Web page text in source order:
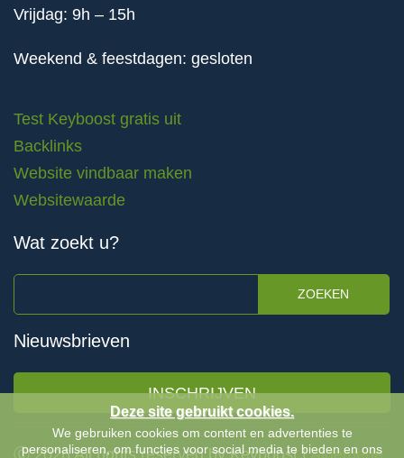
Vrijdag: 9h – 15h
Weekend & feestdagen: gesloten
Test Keyboost gratis uit
Backlinks
Website vindbaar maken
Websitewaarde
Wat zoekt u?
ZOEKEN
Nieuwsbrieven
INSCHRIJVEN
Deze site gebruikt cookies.
We gebruiken cookies om content en advertenties te
personaliseren, om functies voor social media te bieden en ons